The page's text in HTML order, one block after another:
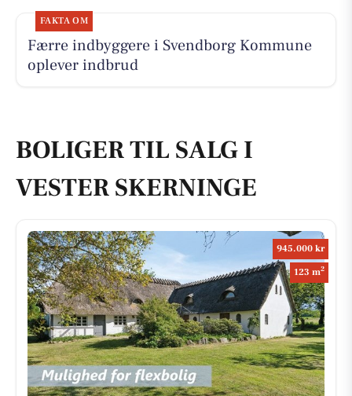
FAKTA OM
Færre indbyggere i Svendborg Kommune
oplever indbrud
BOLIGER TIL SALG I
VESTER SKERNINGE
945.000 kr
123 m2